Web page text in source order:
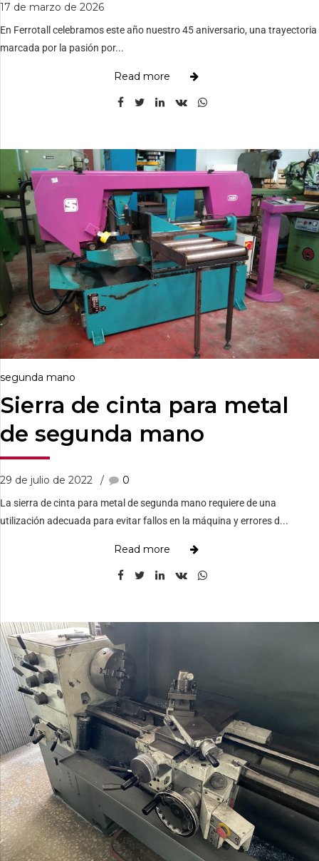
17 de marzo de 2026
En Ferrotall celebramos este año nuestro 45 aniversario, una trayectoria
marcada por la pasión por...
Read more
segunda mano
Sierra de cinta para metal
de segunda mano
29 de julio de 2022 0
La sierra de cinta para metal de segunda mano requiere de una
utilización adecuada para evitar fallos en la máquina y errores d...
Read more